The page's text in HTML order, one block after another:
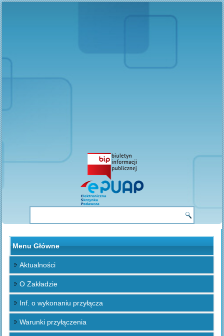
Menu Główne
Aktualności
O Zakładzie
Inf. o wykonaniu przyłącza
Warunki przyłączenia